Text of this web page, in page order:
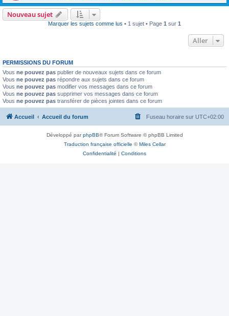
Nouveau sujet
Marquer les sujets comme lus • 1 sujet • Page 1 sur 1
Aller
PERMISSIONS DU FORUM
Vous ne pouvez pas publier de nouveaux sujets dans ce forum
Vous ne pouvez pas répondre aux sujets dans ce forum
Vous ne pouvez pas modifier vos messages dans ce forum
Vous ne pouvez pas supprimer vos messages dans ce forum
Vous ne pouvez pas transférer de pièces jointes dans ce forum
Accueil Accueil du forum Fuseau horaire sur UTC+02:00
Développé parphpBB® Forum Software © phpBB Limited
Traduction française officielle ©Miles Cellar
Confidentialité | Conditions